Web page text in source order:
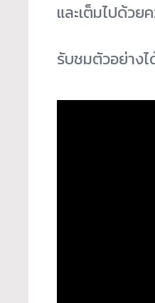
และเต็มไปด้วย
รับชมตัวอย่าง